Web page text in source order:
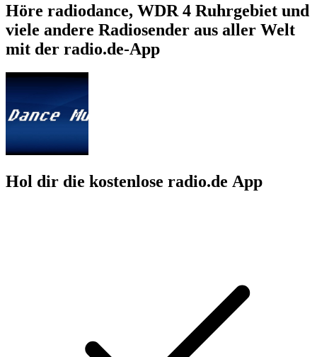
Höre radiodance, WDR 4 Ruhrgebiet und
viele andere Radiosender aus aller Welt
mit der radio.de-App
Hol dir die kostenlose radio.de App